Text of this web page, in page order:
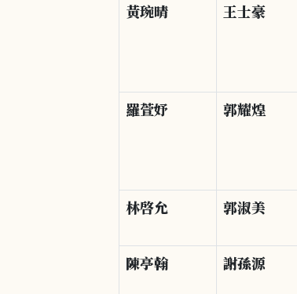
黃琬晴 王士豪
羅萱妤 郭耀煌
林啓允 郭淑美
陳亭翰 謝孫源